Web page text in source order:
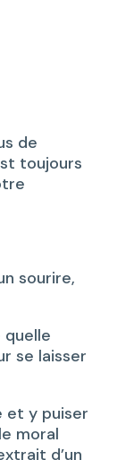
de
toujours
sourire,
quelle
se laisser
et y puiser
moral
d’un